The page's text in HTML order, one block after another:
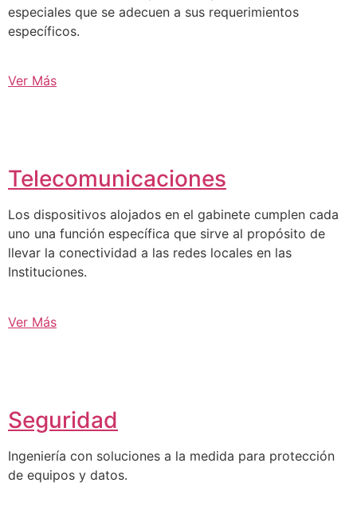
especiales que se adecuen a sus requerimientos
específicos.
Ver Más
Telecomunicaciones
Los dispositivos alojados en el gabinete cumplen cada
uno una función específica que sirve al propósito de
llevar la conectividad a las redes locales en las
Instituciones.
Ver Más
Seguridad
Ingeniería con soluciones a la medida para protección
de equipos y datos.